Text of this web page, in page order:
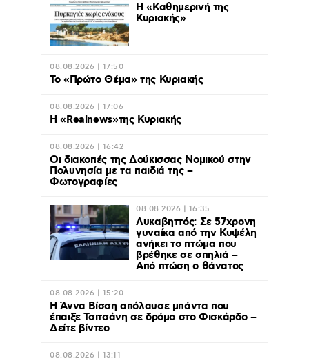
H «Καθημερινή της
Κυριακής»
08.08.2026 | 17:50
Το «Πρώτο Θέμα» της Κυριακής
08.08.2026 | 17:06
Η «Realnews»της Κυριακής
08.08.2026 | 16:42
Οι διακοπές της Δούκισσας Νομικού στην
Πολυνησία με τα παιδιά της –
Φωτογραφίες
08.08.2026 | 16:35
Λυκαβηττός: Σε 57χρονη
γυναίκα από την Κυψέλη
ανήκει το πτώμα που
βρέθηκε σε σπηλιά –
Από πτώση ο θάνατος
08.08.2026 | 15:20
Η Άννα Βίσση απόλαυσε μπάντα που
έπαιξε Τσιτσάνη σε δρόμο στο Φισκάρδο –
Δείτε βίντεο
08.08.2026 | 13:11